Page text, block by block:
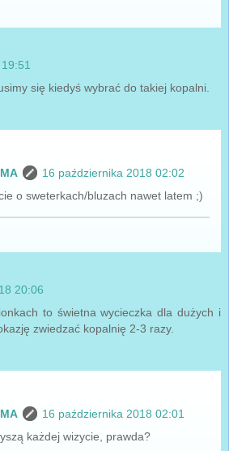
się kiedyś wybrać do takiej kopalni.
16 października 2018 02:02
o sweterkach/bluzach nawet latem ;)
20:06
to świetna wycieczka dla dużych i
zwiedzać kopalnię 2-3 razy.
16 października 2018 02:01
każdej wizycie, prawda?